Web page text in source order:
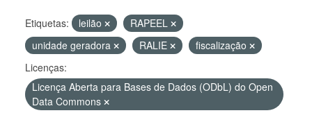
Etiquetas: leilão
RAPEEL
unidade geradora
RALIE
fiscalização
Licenças:
Licença Aberta para Bases de Dados (ODbL) do Open
Data Commons